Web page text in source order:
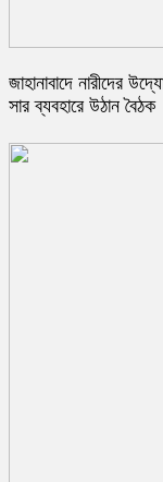
জাহানাবাদে নারীদের
সার ব্যবহারে উঠান বৈঠক